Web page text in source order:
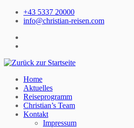
Zum
Inhalt
+43 5337 20000
info@christian-reisen.com
Home
Aktuelles
Reiseprogramm
Christian’s Team
Kontakt
Impressum